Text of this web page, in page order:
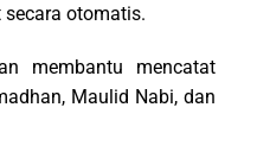
otomatis.
membantu mencatat
Maulid Nabi, dan